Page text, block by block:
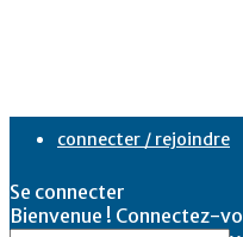
connecter / rejoindre
Se connecter
Bienvenue ! Connectez-